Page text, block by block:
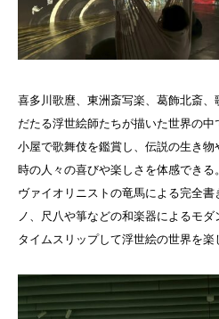
喜多川歌麿、東洲斎写楽、葛飾北斎
だたる浮世絵師たちが描いた世界の
小屋で歌舞伎を鑑賞し、伝説の生き
時の人々の喜びや楽しさを体感でき
ヴァイオリニストの竜馬による完全
ノ、尺八や箏などの和楽器によるモ
タイムスリップして浮世絵の世界を楽